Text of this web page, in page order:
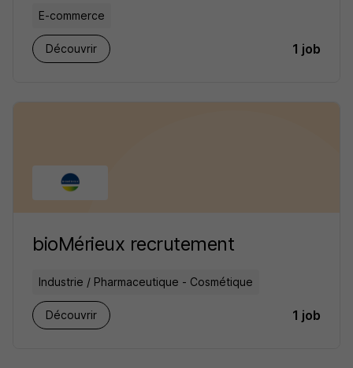
E-commerce
Découvrir 1 job
bioMérieux recrutement
Industrie / Pharmaceutique - Cosmétique
Découvrir 1 job